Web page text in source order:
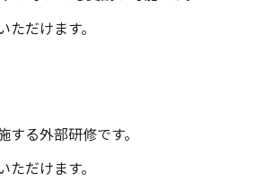
だけます。
する外部研修です。
だけます。